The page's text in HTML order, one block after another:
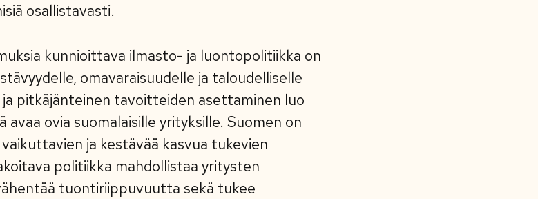
osallistavasti.
kunnioittava ilmasto- ja luontopolitiikka on
omavaraisuudelle ja taloudelliselle
pitkäjänteinen tavoitteiden asettaminen luo
avaa ovia suomalaisille yrityksille. Suomen on
ja kestävää kasvua tukevien
politiikka mahdollistaa yritysten
tuontiriippuvuutta sekä tukee